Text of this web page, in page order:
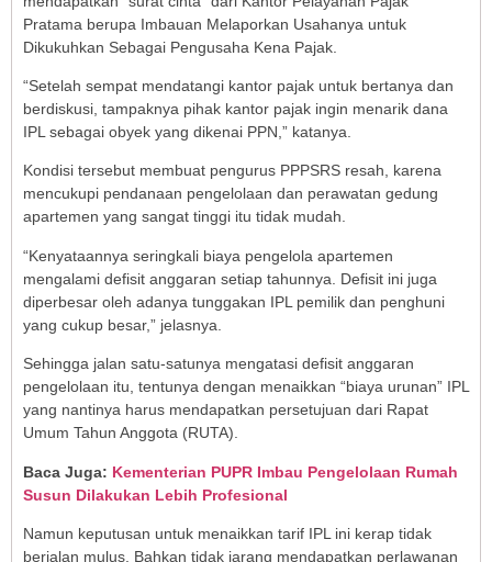
Pratama berupa Imbauan Melaporkan Usahanya untuk
Dikukuhkan Sebagai Pengusaha Kena Pajak.
“Setelah sempat mendatangi kantor pajak untuk bertanya dan
berdiskusi, tampaknya pihak kantor pajak ingin menarik dana
IPL sebagai obyek yang dikenai PPN,” katanya.
Kondisi tersebut membuat pengurus PPPSRS resah, karena
mencukupi pendanaan pengelolaan dan perawatan gedung
apartemen yang sangat tinggi itu tidak mudah.
“Kenyataannya seringkali biaya pengelola apartemen
mengalami defisit anggaran setiap tahunnya. Defisit ini juga
diperbesar oleh adanya tunggakan IPL pemilik dan penghuni
yang cukup besar,” jelasnya.
Sehingga jalan satu-satunya mengatasi defisit anggaran
pengelolaan itu, tentunya dengan menaikkan “biaya urunan” IPL
yang nantinya harus mendapatkan persetujuan dari Rapat
Umum Tahun Anggota (RUTA).
Baca Juga: Kementerian PUPR Imbau Pengelolaan Rumah
Susun Dilakukan Lebih Profesional
Namun keputusan untuk menaikkan tarif IPL ini kerap tidak
berjalan mulus. Bahkan tidak jarang mendapatkan perlawanan